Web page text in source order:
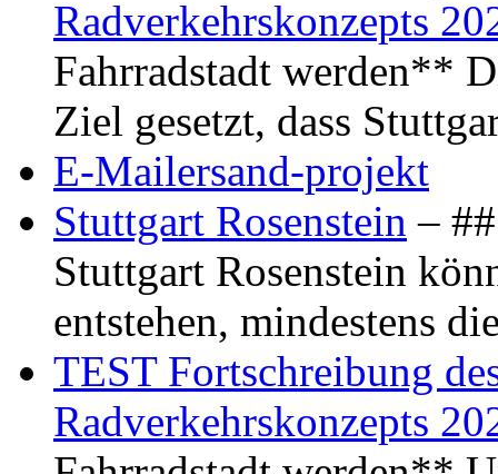
Radverkehrskonzepts
Fahrradstadt werden**
Ziel gesetzt, dass
E-Mailersand-projekt
Stuttgart Rosenstein –
Stuttgart Rosenstein
entstehen, mindestens
TEST Fortschreibung
Radverkehrskonzepts